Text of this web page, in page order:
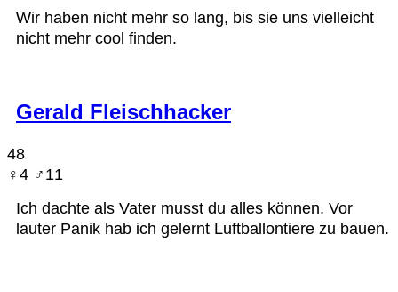
Wir haben nicht mehr so lang, bis sie uns vielleicht
nicht mehr cool finden.
Gerald Fleischhacker
48
♀︎4 ♂︎11
Ich dachte als Vater musst du alles können. Vor
lauter Panik hab ich gelernt Luftballontiere zu bauen.